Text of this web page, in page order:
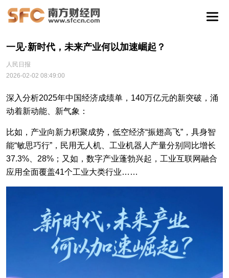
一见·新时代，未来产业何以加速崛起？
人民日报
2026-02-02 08:49:00
深入分析2025年中国经济成绩单，140万亿元的新突破，涌
动着新动能、新气象：
比如，产业向新力积聚成势，低空经济“振翅高飞”，具身智
能“敏思巧行”，民用无人机、工业机器人产量分别同比增长
37.3%、28%；又如，数字产业蓬勃兴起，工业互联网融合
应用全面覆盖41个工业大类行业……